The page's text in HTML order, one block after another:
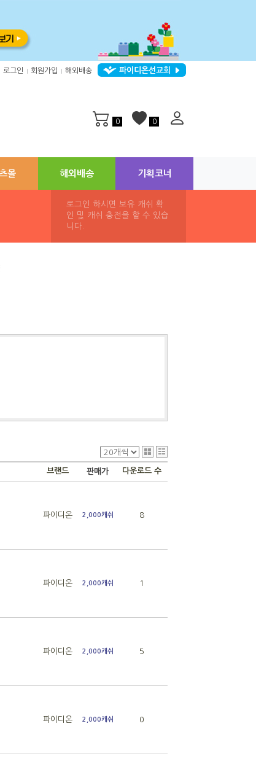
로그인 회원가입 해외배송 파이디온선교회
0 0
몰 해외배송 기획코너
로그인 하시면 보유 캐쉬 확
인 및 캐쉬 충전을 할 수 있습
니다.
브랜드 판매가 다운로드 수
파이디온 2,000캐쉬 8
파이디온 2,000캐쉬 1
파이디온 2,000캐쉬 5
파이디온 2,000캐쉬 0